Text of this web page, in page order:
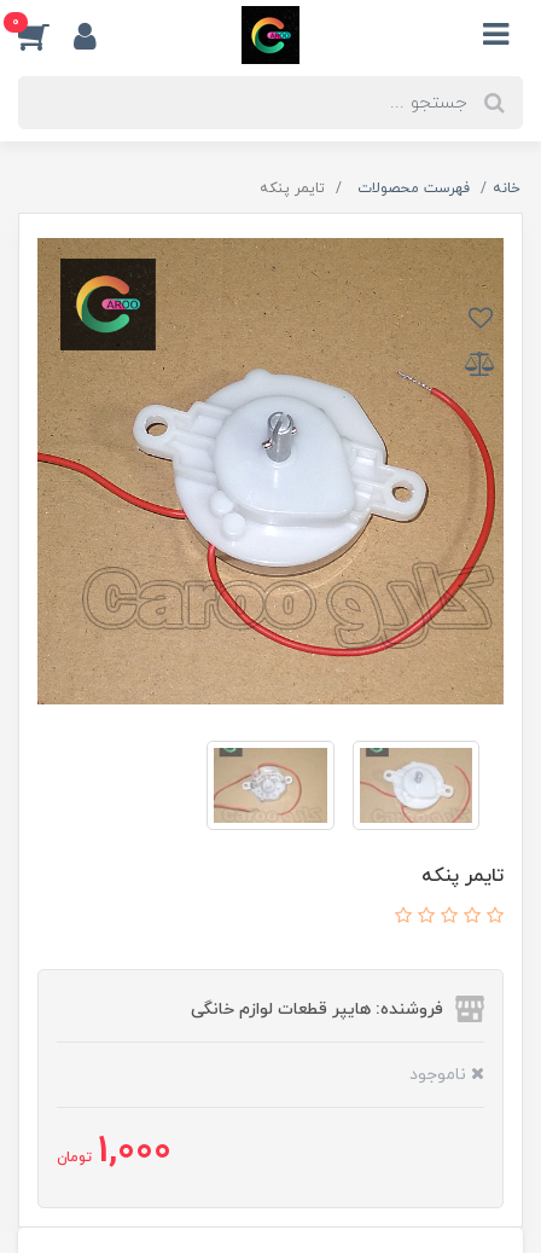
0
خانه فهرست محصولات تایمر پنکه
تایمر پنکه
فروشنده: هایپر قطعات لوازم خانگی
ناموجود
1,000 تومان